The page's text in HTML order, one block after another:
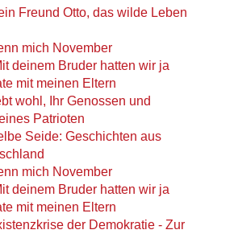
Freund Otto, das wilde Leben
mich November
deinem Bruder hatten wir ja
mit meinen Eltern
wohl, Ihr Genossen und
Patrioten
Seide: Geschichten aus
mich November
deinem Bruder hatten wir ja
mit meinen Eltern
der Demokratie - Zur